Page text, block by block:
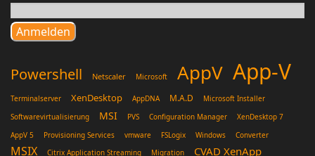
Powershell Netscaler Microsoft AppV App-V
Terminalserver XenDesktop AppDNA M.A.D
Microsoft Installer
Softwarevirtualisierung
MSI PVS Configuration Manager
XenDesktop 7
AppV 5
Provisioning Services vmware FSLogix Windows Converter
MSIX Citrix Application Streaming Migration CVAD XenApp